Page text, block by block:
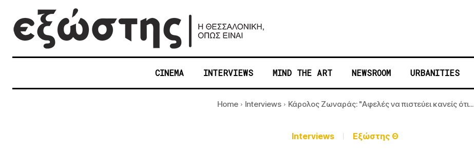
CINEMA INTERVIEWS MIND THE ART NEWSROOM URBANITIES
Home Interviews Κάρολος Ζωναράς: "Αφελές να πιστεύει κανείς ότι...
Interviews Εξώστης Θ